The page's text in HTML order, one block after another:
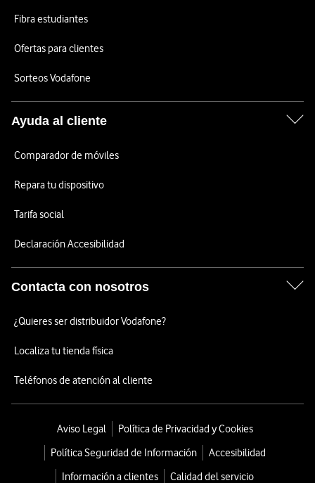
Fibra estudiantes
Ofertas para clientes
Sorteos Vodafone
Ayuda al cliente
Comparador de móviles
Repara tu dispositivo
Tarifa social
Declaración Accesibilidad
Contacta con nosotros
¿Quieres ser distribuidor Vodafone?
Localiza tu tienda física
Teléfonos de atención al cliente
Aviso Legal
Política de Privacidad y Cookies
Política Seguridad de Información
Accesibilidad
Información a clientes
Calidad del servicio